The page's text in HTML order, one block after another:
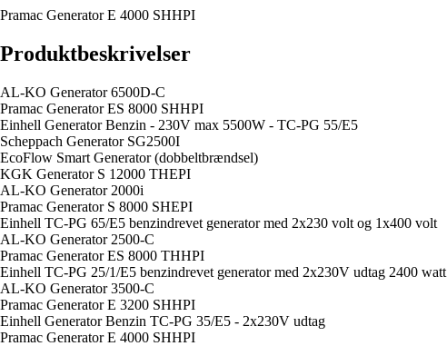
Pramac Generator E 4000 SHHPI
Produktbeskrivelser
AL-KO Generator 6500D-C
Pramac Generator ES 8000 SHHPI
Einhell Generator Benzin - 230V max 5500W - TC-PG 55/E5
Scheppach Generator SG2500I
EcoFlow Smart Generator (dobbeltbrændsel)
KGK Generator S 12000 THEPI
AL-KO Generator 2000i
Pramac Generator S 8000 SHEPI
Einhell TC-PG 65/E5 benzindrevet generator med 2x230 volt og 1x400 volt
AL-KO Generator 2500-C
Pramac Generator ES 8000 THHPI
Einhell TC-PG 25/1/E5 benzindrevet generator med 2x230V udtag 2400 watt
AL-KO Generator 3500-C
Pramac Generator E 3200 SHHPI
Einhell Generator Benzin TC-PG 35/E5 - 2x230V udtag
Pramac Generator E 4000 SHHPI